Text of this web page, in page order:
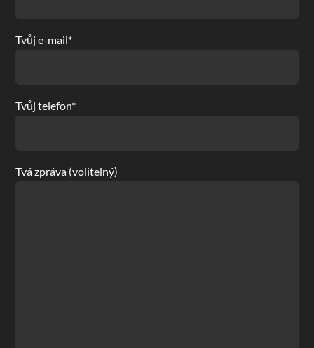
Tvůj e-mail*
Tvůj telefon*
Tvá zpráva (volitelný)